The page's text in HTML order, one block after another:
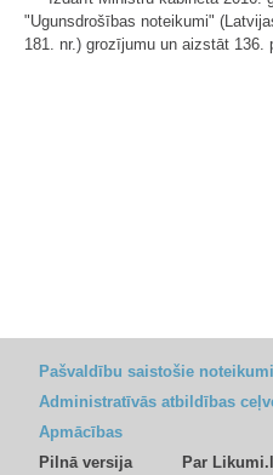
"Ugunsdrošības noteikumi"
181. nr.) grozījumu un aizstāt
Pašvaldību saistošie noteikumi
Administratīvās atbildības
Apmācības
Pilnā versija
Par